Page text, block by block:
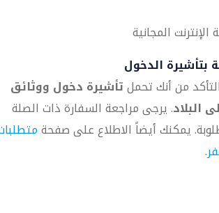
المجانية
بتأشيرة الدخول
من أنك تحملتأشيرة دخول ووثائق
البلاد. يرجى مراجعة السفارة ذات الصلة
يمكنك أيضاً الاطلاع على صفحة
.